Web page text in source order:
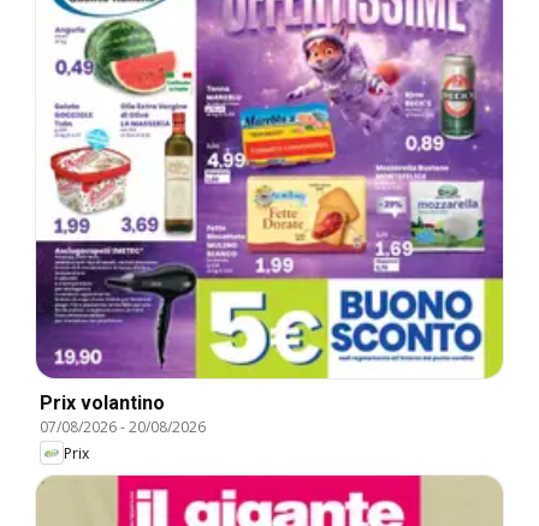
Prix volantino
07/08/2026-20/08/2026
Prix